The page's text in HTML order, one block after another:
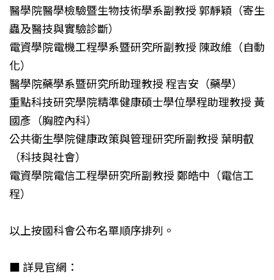
醫學院醫學檢驗暨生物技術學系副教授 郭靜穎（寄生
蟲及醫技與實驗診斷）
電資學院電機工程學系暨研究所副教授 陳政維（自動
化）
醫學院藥學系暨研究所助理教授 程吉安（藥學）
重點科技研究學院精準健康碩士學位學程助理教授 黃
國彥（胸腔內科）
公共衛生學院健康政策與管理研究所副教授 葉明叡
（科技與社會）
電資學院電信工程學研究所副教授 鄭皓中（電信工
程）
以上按國科會公布名單順序排列。
■ 詳見官網：